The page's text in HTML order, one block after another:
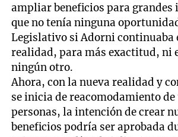
ampliar beneficios para grandes
que no tenía ninguna
Legislativo si Adorni continuaba
realidad, para más exactitud, ni
ningún otro.
Ahora, con la nueva realidad y
se inicia de reacomodamiento
personas, la intención de crear
beneficios podría ser aprobada